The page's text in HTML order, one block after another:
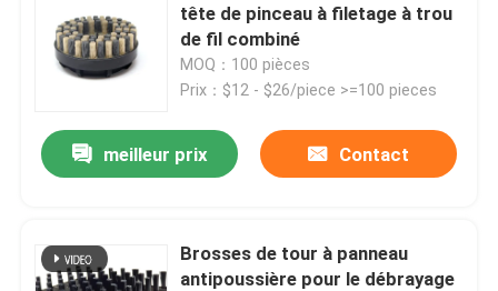
tête de pinceau à filetage à trou
de fil combiné
MOQ：100 pièces
Prix：$12 - $26/piece >=100 pieces
meilleur prix Contact
Brosses de tour à panneau
antipoussière pour le débrayage